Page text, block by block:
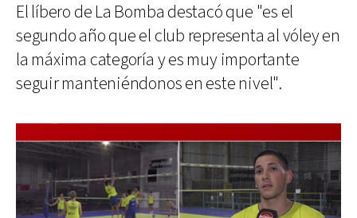
El líbero de La Bomba destacó que "es el
segundo año que el club representa al vóley en
la máxima categoría y es muy importante
seguir manteniéndonos en este nivel".